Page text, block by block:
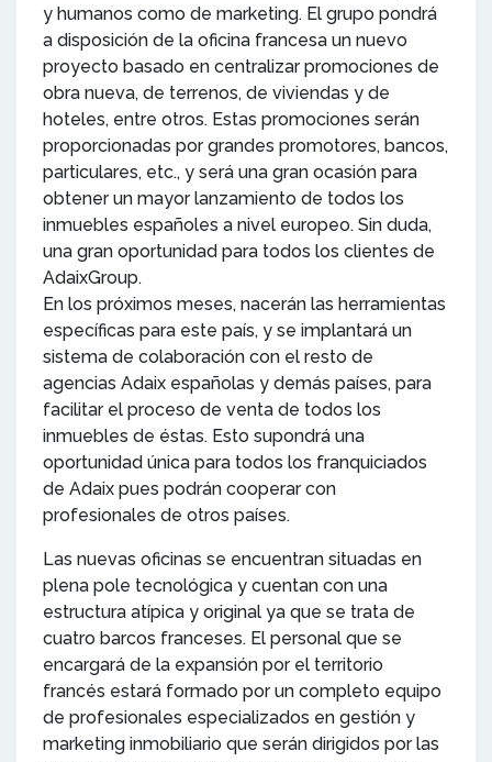
y humanos como de marketing. El grupo pondrá
a disposición de la oficina francesa un nuevo
proyecto basado en centralizar promociones de
obra nueva, de terrenos, de viviendas y de
hoteles, entre otros. Estas promociones serán
proporcionadas por grandes promotores, bancos,
particulares, etc., y será una gran ocasión para
obtener un mayor lanzamiento de todos los
inmuebles españoles a nivel europeo. Sin duda,
una gran oportunidad para todos los clientes de
AdaixGroup.
En los próximos meses, nacerán las herramientas
específicas para este país, y se implantará un
sistema de colaboración con el resto de
agencias Adaix españolas y demás países, para
facilitar el proceso de venta de todos los
inmuebles de éstas. Esto supondrá una
oportunidad única para todos los franquiciados
de Adaix pues podrán cooperar con
profesionales de otros países.
Las nuevas oficinas se encuentran situadas en
plena pole tecnológica y cuentan con una
estructura atípica y original ya que se trata de
cuatro barcos franceses. El personal que se
encargará de la expansión por el territorio
francés estará formado por un completo equipo
de profesionales especializados en gestión y
marketing inmobiliario que serán dirigidos por las